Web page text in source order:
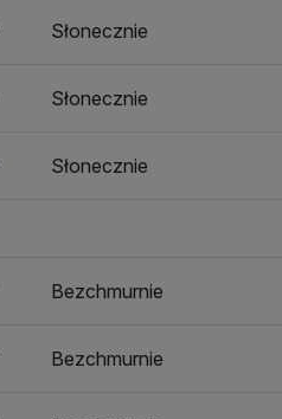
Słonecznie
Słonecznie
Słonecznie
Bezchmurnie
Bezchmurnie